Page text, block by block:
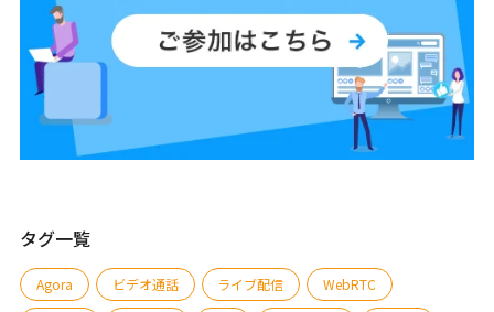
タグ一覧
Agora ビデオ通話 ライブ配信 WebRTC